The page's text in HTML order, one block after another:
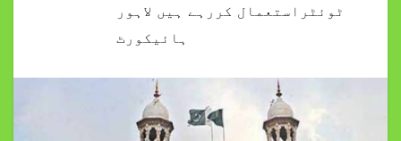
ٹوئٹراستعمال کررہے ہیں لاہور
ہائیکورٹ